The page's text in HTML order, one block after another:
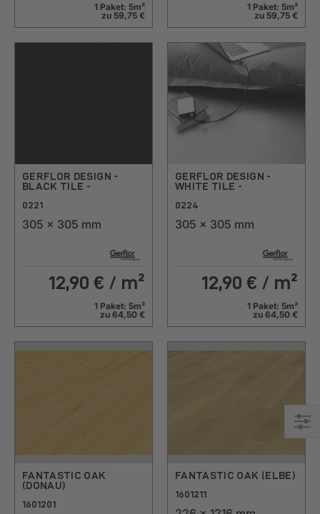
1 Paket: 5m²
zu 59,75 €
1 Paket: 5m²
zu 59,75 €
GERFLOR DESIGN -
BLACK TILE -
0221
305 x 305 mm
12,90 € / m²
1 Paket: 5m²
zu 64,50 €
GERFLOR DESIGN -
WHITE TILE -
0224
305 x 305 mm
12,90 € / m²
1 Paket: 5m²
zu 64,50 €
FANTASTIC OAK
(DONAU)
1601201
FANTASTIC OAK (ELBE)
1601211